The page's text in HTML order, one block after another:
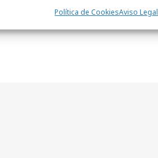
Política de CookiesAviso Legal